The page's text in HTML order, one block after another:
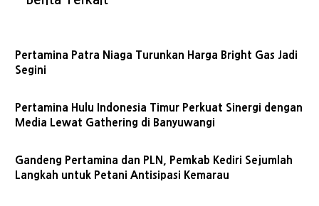
Pertamina Patra Niaga Turunkan Harga Bright Gas Jadi
Segini
Pertamina Hulu Indonesia Timur Perkuat Sinergi dengan
Media Lewat Gathering di Banyuwangi
Gandeng Pertamina dan PLN, Pemkab Kediri Sejumlah
Langkah untuk Petani Antisipasi Kemarau